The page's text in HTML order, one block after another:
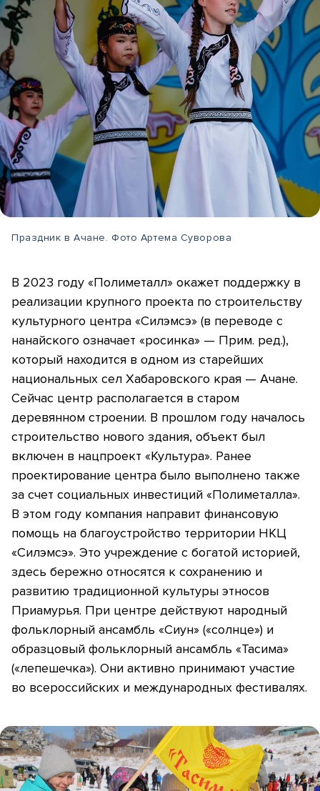
Праздник в Ачане. Фото Артема Суворова
В 2023 году «Полиметалл» окажет поддержку в
реализации крупного проекта по строительству
культурного центра «Силэмсэ» (в переводе с
нанайского означает «росинка» — Прим. ред.),
который находится в одном из старейших
национальных сел Хабаровского края — Ачане.
Сейчас центр располагается в старом
деревянном строении. В прошлом году началось
строительство нового здания, объект был
включен в нацпроект «Культура». Ранее
проектирование центра было выполнено также
за счет социальных инвестиций «Полиметалла».
В этом году компания направит финансовую
помощь на благоустройство территории НКЦ
«Силэмсэ». Это учреждение с богатой историей,
здесь бережно относятся к сохранению и
развитию традиционной культуры этносов
Приамурья. При центре действуют народный
фольклорный ансамбль «Сиун» («солнце») и
образцовый фольклорный ансамбль «Тасима»
(«лепешечка»). Они активно принимают участие
во всероссийских и международных фестивалях.